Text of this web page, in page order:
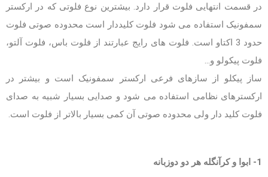
در قسمت انتهایی فلوت قرار دارد. بیشترین نوع فلوتی که در ارکستر
سمفونیک استفاده می شود فلوت کلیددار است محدوده صوتی فلوت
حدود 3 اکتاو است. فلوت های رایج عبارتند از فلوت باس، فلوت آلتو،
فلوت پیکولو و…
ساز پیکلو از سازهای فرعی ارکستر سمفونیک است و بیشتر در
ارکسترهای نظامی استفاده می شود و صدایی بسیار شبیه به صدای
فلوت کلید دار ولی محدوده صوتی آن کمی بسیار بالاتر از فلوت است.
1- ابوا و کرآنگله هر دو دوزبانه